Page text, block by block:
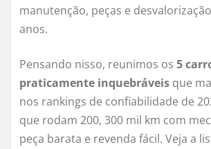
manutenção, peças e
anos.
Pensando nisso, reunimos os 5
praticamente inquebráveis que
nos rankings de confiabilidade de
que rodam 200, 300 mil km com
peça barata e revenda fácil. Veja a